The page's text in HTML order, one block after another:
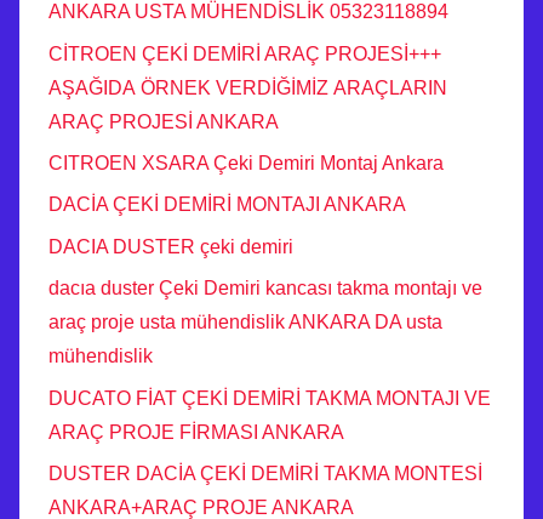
ANKARA USTA MÜHENDİSLİK 05323118894
CİTROEN ÇEKİ DEMİRİ ARAÇ PROJESİ+++
AŞAĞIDA ÖRNEK VERDİĞİMİZ ARAÇLARIN
ARAÇ PROJESİ ANKARA
CITROEN XSARA Çeki Demiri Montaj Ankara
DACİA ÇEKİ DEMİRİ MONTAJI ANKARA
DACIA DUSTER çeki demiri
dacıa duster Çeki Demiri kancası takma montajı ve
araç proje usta mühendislik ANKARA DA usta
mühendislik
DUCATO FİAT ÇEKİ DEMİRİ TAKMA MONTAJI VE
ARAÇ PROJE FİRMASI ANKARA
DUSTER DACİA ÇEKİ DEMİRİ TAKMA MONTESİ
ANKARA+ARAÇ PROJE ANKARA